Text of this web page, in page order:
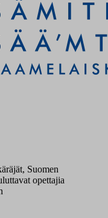
Suomen
opettajia